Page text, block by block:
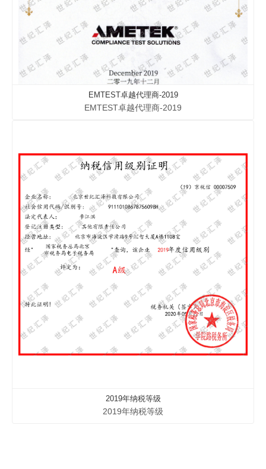
EMTEST卓越代理商-2019
EMTEST卓越代理商-2019
2019年纳税等级
2019年纳税等级